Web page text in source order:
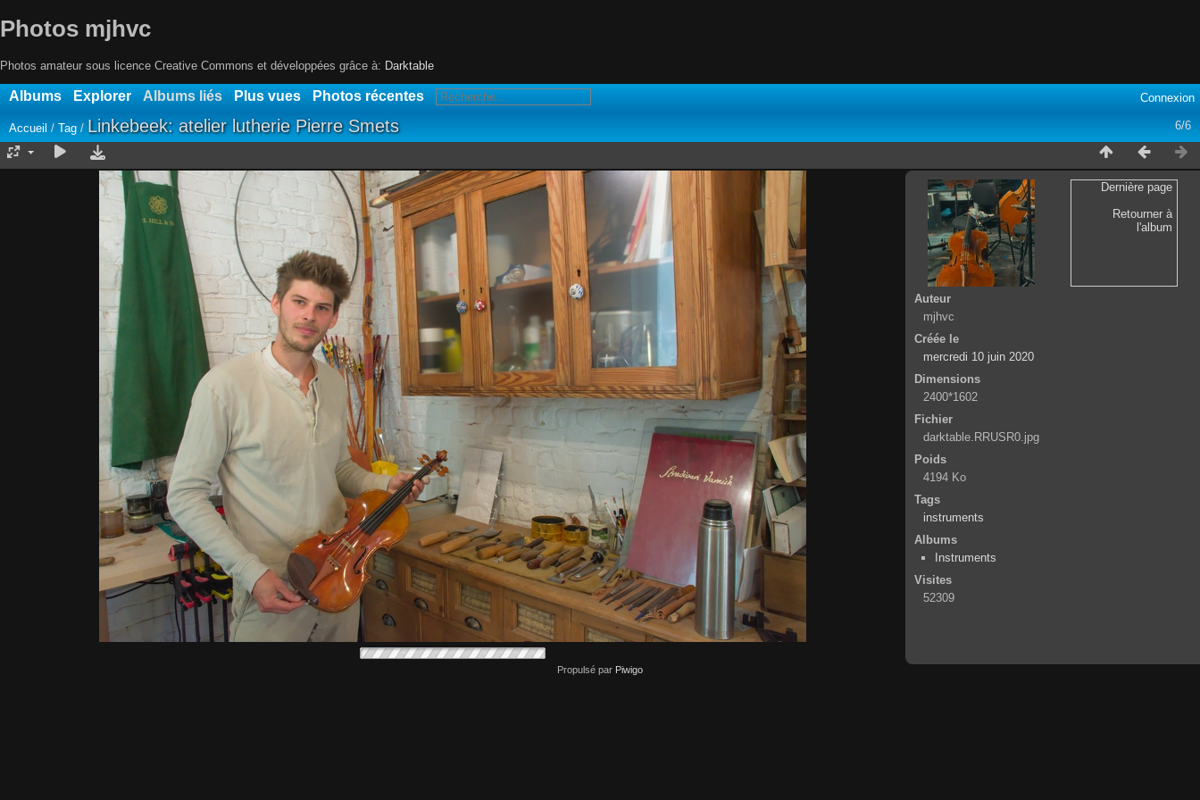
Photos mjhvc
Photos amateur sous licence Creative Commons et développées grâce à: Darktable
Albums Explorer Albums liés Plus vues Photos récentes Connexion
6/6
Accueil / Tag / Linkebeek: atelier lutherie Pierre Smets
Dernière page
Retourner à
l'album
Auteur
mjhvc
Créée le
mercredi 10 juin 2020
Dimensions
2400*1602
Fichier
darktable.RRUSR0.jpg
Poids
4194 Ko
Tags
instruments
Albums
Instruments
Visites
52309
Propulsé par Piwigo